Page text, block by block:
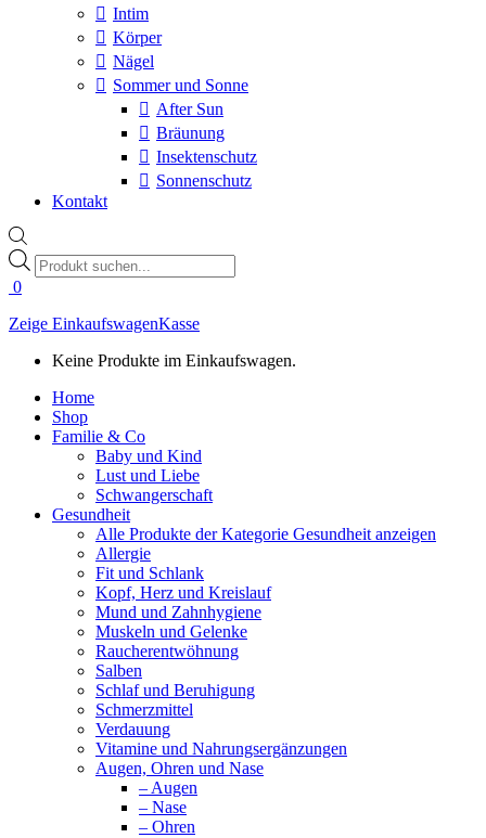
Intim
Körper
Nägel
Sommer und Sonne
After Sun
Bräunung
Insektenschutz
Sonnenschutz
Kontakt
Products
search
0
Zeige EinkaufswagenKasse
Keine Produkte im Einkaufswagen.
Home
Shop
Familie & Co
Baby und Kind
Lust und Liebe
Schwangerschaft
Gesundheit
Alle Produkte der Kategorie Gesundheit anzeigen
Allergie
Fit und Schlank
Kopf, Herz und Kreislauf
Mund und Zahnhygiene
Muskeln und Gelenke
Raucherentwöhnung
Salben
Schlaf und Beruhigung
Schmerzmittel
Verdauung
Vitamine und Nahrungsergänzungen
Augen, Ohren und Nase
– Augen
– Nase
– Ohren